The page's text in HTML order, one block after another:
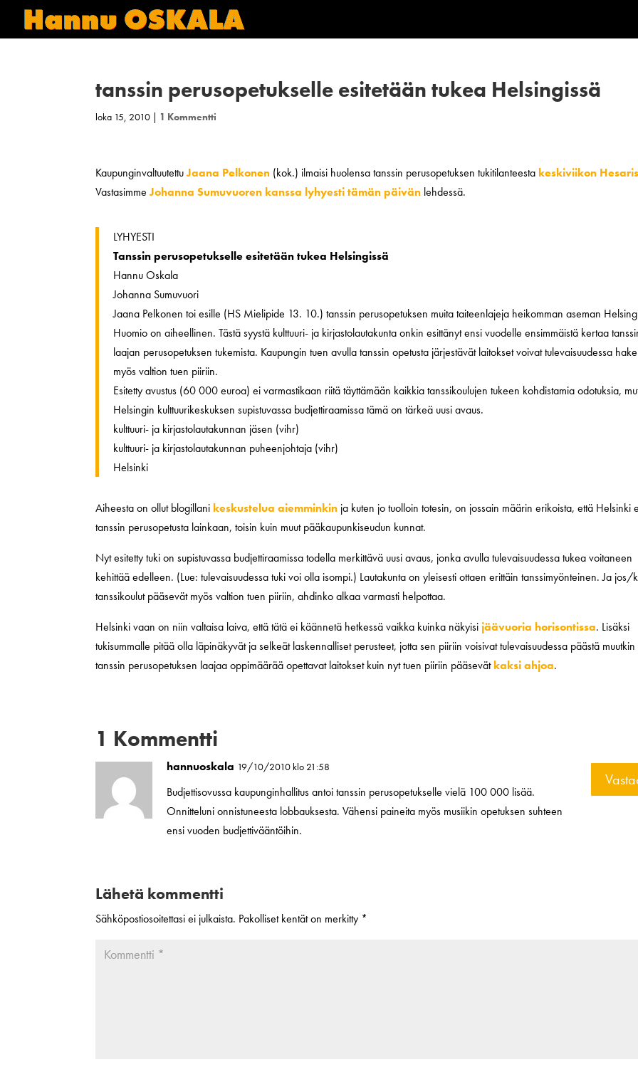
tanssin perusopetukselle esitetään tukea Helsingissä
loka 15, 2010 | 1 Kommentti
KaupunginvaltuutettuJaana Pelkonen (kok.) ilmaisi huolensa tanssin perusopetuksen tukitilanteesta keskiviikon
VastasimmeJohanna Sumuvuoren kanssa lyhyesti tämän päivän lehdessä.
LYHYESTI
Tanssin perusopetukselle esitetään tukea Helsingissä
Hannu Oskala
Johanna Sumuvuori
Jaana Pelkonen toi esille (HS Mielipide 13. 10.) tanssin perusopetuksen muita taiteenlajeja heikomman aseman
Huomio on aiheellinen. Tästä syystä kulttuuri- ja kirjastolautakunta onkin esittänyt ensi vuodelle ensimmäistä kertaa
laajan perusopetuksen tukemista. Kaupungin tuen avulla tanssin opetusta järjestävät laitokset voivat tulevaisuudessa
myös valtion tuen piiriin.
Esitetty avustus (60 000 euroa) ei varmastikaan riitä täyttämään kaikkia tanssikoulujen tukeen kohdistamia odotuksia,
Helsingin kulttuurikeskuksen supistuvassa budjettiraamissa tämä on tärkeä uusi avaus.
kulttuuri- ja kirjastolautakunnan jäsen (vihr)
kulttuuri- ja kirjastolautakunnan puheenjohtaja (vihr)
Helsinki
Aiheesta on ollut blogillani keskustelua aiemminkin ja kuten jo tuolloin totesin, on jossain määrin erikoista, että Helsinki
tanssin perusopetusta lainkaan, toisin kuin muut pääkaupunkiseudun kunnat.
Nyt esitetty tuki on supistuvassa budjettiraamissa todella merkittävä uusi avaus, jonka avulla tulevaisuudessa tukea voitaneen
kehittää edelleen. (Lue: tulevaisuudessa tuki voi olla isompi.) Lautakunta on yleisesti ottaen erittäin tanssimyönteinen. Ja jos/
tanssikoulut pääsevät myös valtion tuen piiriin, ahdinko alkaa varmasti helpottaa.
Helsinki vaan on niin valtaisa laiva, että tätä ei käännetä hetkessä vaikka kuinka näkyisijäävuoria horisontissa. Lisäksi
tukisummalle pitää olla läpinäkyvät ja selkeät laskennalliset perusteet, jotta sen piiriin voisivat tulevaisuudessa päästä muutkin
tanssin perusopetuksen laajaa oppimäärää opettavat laitokset kuin nyt tuen piiriin pääsevätkaksi ahjoa.
1 Kommentti
hannuoskala 19/10/2010 klo 21:58
Budjettisovussa kaupunginhallitus antoi tanssin perusopetukselle vielä 100 000 lisää.
Onnitteluni onnistuneesta lobbauksesta. Vähensi paineita myös musiikin opetuksen suhteen
ensi vuoden budjettivääntöihin.
Lähetä kommentti
Sähköpostiosoitettasi ei julkaista. Pakolliset kentät on merkitty *